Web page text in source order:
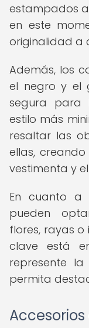
estampados
en este
originalidad a
Además, los
el negro y el
segura para
estilo más
resaltar las
ellas,
vestimenta y
En cuanto a
pueden
flores, rayas o
clave está
represente
permita